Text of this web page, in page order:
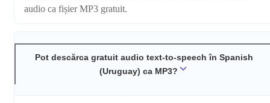
audio ca fișier MP3 gratuit.
Pot descărca gratuit audio text-to-speech în Spanish
(Uruguay) ca MP3?